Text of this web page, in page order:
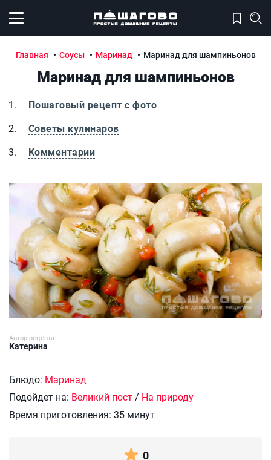
Открыть меню
Главная Соусы Маринад Маринад для шампиньонов
Маринад для шампиньонов
Пошаговый рецепт с фото
Советы кулинаров
Комментарии
Маринад для шампиньонов
Автор рецепта:
Катерина
Блюдо: Маринад
Подойдет на: Великий пост/ На природу
Время приготовления: 35 минут
0